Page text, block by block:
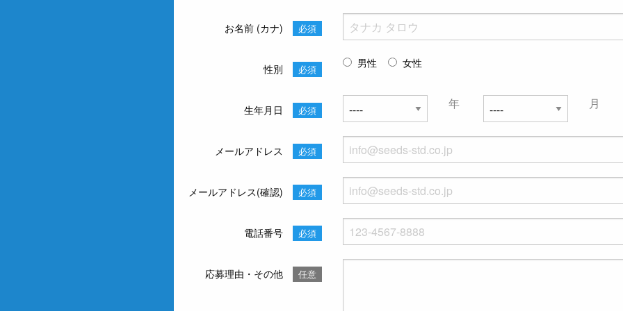
お名前 (カナ) 必須
性別 必須 男性 女性
生年月日 必須 年 月
メールアドレス 必須
メールアドレス(確認) 必須
電話番号 必須
応募理由・その他 任意